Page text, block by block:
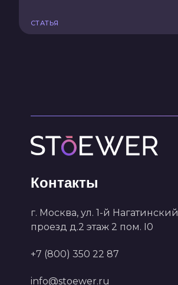
СТАТЬЯ
Контакты
г. Москва, ул. 1-й Нагатинский
проезд д.2 этаж 2 пом. I0
+7 (800) 350 22 87
info@stoewer.ru